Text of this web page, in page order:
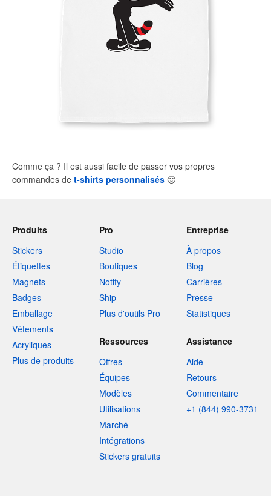
Comme ça ? Il est aussi facile de passer vos propres
commandes de t-shirts personnalisés 🙂
Produits
Stickers
Étiquettes
Magnets
Badges
Emballage
Vêtements
Acryliques
Plus de produits
Pro
Studio
Boutiques
Notify
Ship
Plus d'outils Pro
Entreprise
À propos
Blog
Carrières
Presse
Statistiques
Ressources
Offres
Équipes
Modèles
Utilisations
Marché
Intégrations
Stickers gratuits
Assistance
Aide
Retours
Commentaire
+1 (844) 990-3731